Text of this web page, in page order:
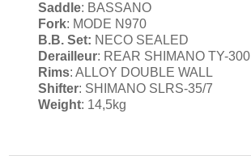
Saddle: BASSANO
Fork: MODE N970
B.B. Set: NECO SEALED
Derailleur: REAR SHIMANO TY-300
Rims: ALLOY DOUBLE WALL
Shifter: SHIMANO SLRS-35/7
Weight: 14,5kg